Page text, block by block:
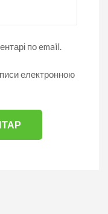
по email.
електронною